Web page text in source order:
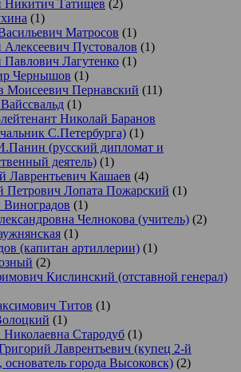
Никитич Татищев (2)
(1)
Матросов (1)
Пустовалов (1)
Павлович Лагутенко (1)
Чернышов (1)
Моисеевич Пернавский (11)
(1)
Николай Баранов
С.Петербурга) (1)
(русский дипломат и
деятель) (1)
Лаврентьевич Кашаев (4)
Петрович Лопата Пожарский (1)
Виноградов (1)
Челнокова (учитель) (2)
(1)
(капитан артиллерии) (1)
(2)
Кислинский (отставной генерал)
Титов (1)
(1)
Стародуб (1)
Лаврентьевич (купец 2-й
основатель города Высоковск) (2)